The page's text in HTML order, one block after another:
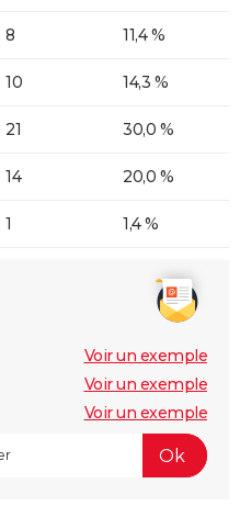
8 11,4 %
10 14,3 %
21 30,0 %
14 20,0 %
1 1,4 %
Voir un exemple
Voir un exemple
Voir un exemple